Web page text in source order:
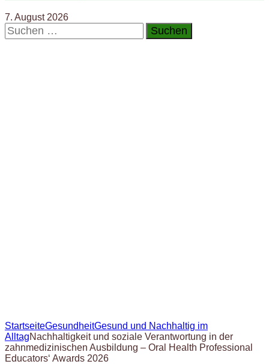
7. August 2026
Suchen
nach:
StartseiteGesundheitGesund und Nachhaltig im
AlltagNachhaltigkeit und soziale Verantwortung in der
zahnmedizinischen Ausbildung – Oral Health Professional
Educators‘ Awards 2026